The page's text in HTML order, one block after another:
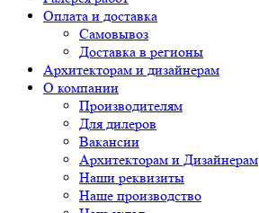
Оплата и доставка
Самовывоз
Доставка в регионы
Архитекторам и дизайнерам
О компании
Производителям
Для дилеров
Вакансии
Архитекторам и Дизайнерам
Наши реквизиты
Наше производство